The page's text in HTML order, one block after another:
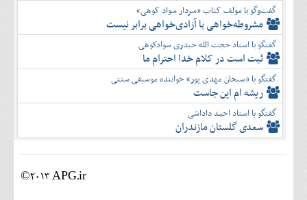
گفت‌وگو با مولف کتاب «سردار سواد کوهی»
مشروطه‌خواهی با آزادی‌خواهی برابر نیست
گفتگو با استاد حجت الله حیدری سوادکوهی
ثبت است در کلام خدا احترام ما
گفتگو با «سبحان مهدی پور» خواننده موسیقی سنتی
ریشه ام این جاست
گفتگو با استاد احمد داداشی
سعدی گلستان مازندران
©2013 APG.ir